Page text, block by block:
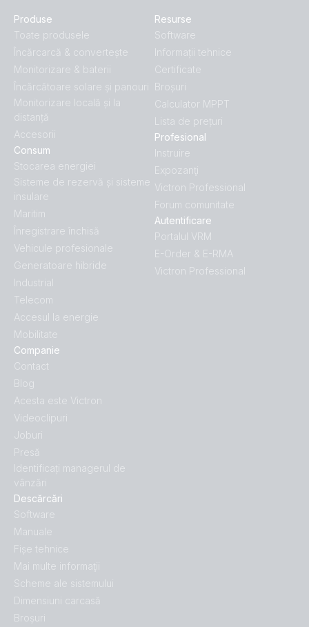
Produse
Toate produsele
Încărcarcă & convertește
Monitorizare & baterii
Încărcătoare solare și panouri
Monitorizare locală și la
distanță
Accesorii
Descărcări
Software
Manuale
Fișe tehnice
Mai multe informaţii
Scheme ale sistemului
Dimensiuni carcasă
Broșuri
Consum
Stocarea energiei
Sisteme de rezervă și sisteme
insulare
Maritim
Înregistrare închisă
Vehicule profesionale
Generatoare hibride
Industrial
Telecom
Accesul la energie
Mobilitate
Companie
Contact
Blog
Acesta este Victron
Videoclipuri
Joburi
Presă
Identificați managerul de
vânzări
Resurse
Software
Informații tehnice
Certificate
Broșuri
Calculator MPPT
Lista de prețuri
Profesional
Instruire
Expozanţi
Victron Professional
Forum comunitate
Autentificare
Portalul VRM
E-Order & E-RMA
Victron Professional